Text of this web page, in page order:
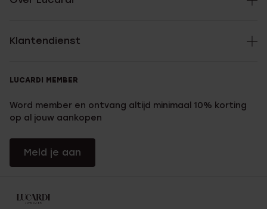
Klantendienst
LUCARDI MEMBER
Word member en ontvang altijd minimaal 10% korting
op al jouw aankopen
Meld je aan